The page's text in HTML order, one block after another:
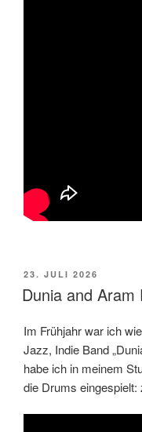
VERÖFFENTLICHT
AM
23. JULI 2026
Dunia and Aram
Im Frühjahr war ich
Jazz, Indie Band
habe ich in meinem
die Drums